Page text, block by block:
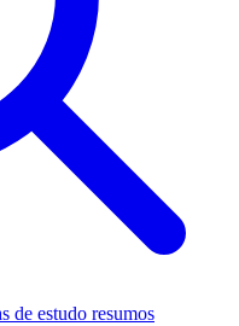
de estudo resumos